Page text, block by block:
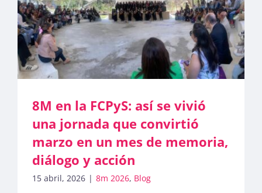
8M en la FCPyS: así se vivió
una jornada que convirtió
marzo en un mes de memoria,
diálogo y acción
15 abril, 2026 | 8m 2026, Blog